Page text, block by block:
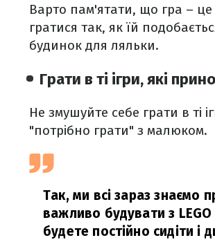
Варто пам'ятати, що гра –
гратися так, як їй
будинок для ляльки.
Грати в ті ігри, які
Не змушуйте себе грати в ті
"потрібно грати" з малюком.
Так, ми всі зараз знаємо
важливо будувати з
будете постійно сидіти і